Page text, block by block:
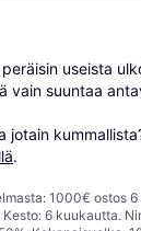
useista
vain suuntaa
jotain
.
1000€ ostos 6
6 kuukautta.